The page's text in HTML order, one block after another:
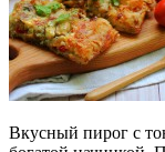
Вкусный пирог с